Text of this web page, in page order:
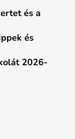
és a
és
2026-